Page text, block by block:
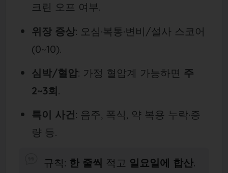
크린 오프 여부.
위장 증상: 오심·복통·변비/설사 스코어
(0~10).
심박/혈압: 가정 혈압계 가능하면 주
2~3회.
특이 사건: 음주, 폭식, 약 복용 누락·증
량 등.
규칙: 한 줄씩 적고 일요일에 합산.